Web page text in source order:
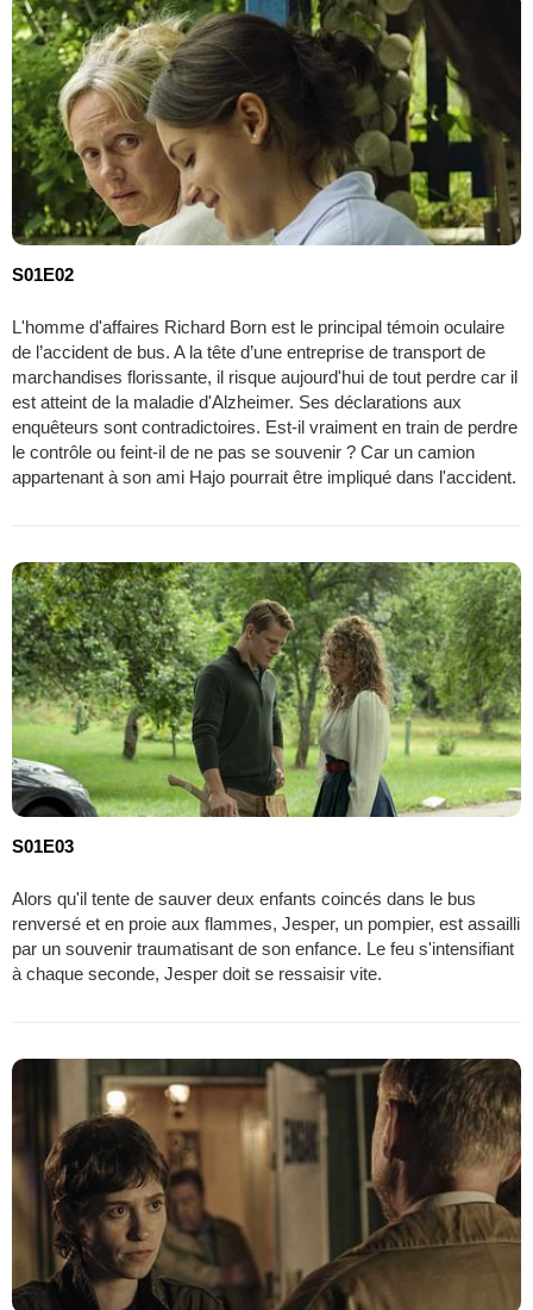
S01E02
L'homme d'affaires Richard Born est le principal témoin oculaire
de l’accident de bus. A la tête d’une entreprise de transport de
marchandises florissante, il risque aujourd'hui de tout perdre car il
est atteint de la maladie d'Alzheimer. Ses déclarations aux
enquêteurs sont contradictoires. Est-il vraiment en train de perdre
le contrôle ou feint-il de ne pas se souvenir ? Car un camion
appartenant à son ami Hajo pourrait être impliqué dans l'accident.
S01E03
Alors qu'il tente de sauver deux enfants coincés dans le bus
renversé et en proie aux flammes, Jesper, un pompier, est assailli
par un souvenir traumatisant de son enfance. Le feu s'intensifiant
à chaque seconde, Jesper doit se ressaisir vite.